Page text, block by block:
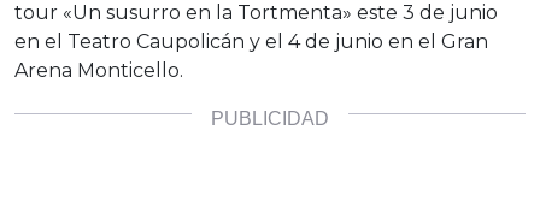
tour «Un susurro en la Tortmenta» este 3 de junio
en el Teatro Caupolicán y el 4 de junio en el Gran
Arena Monticello.